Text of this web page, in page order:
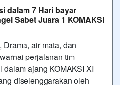
dalam 7 Hari bayar
Sabet Juara 1 KOMAKSI
air mata, dan
perjalanan tim
ajang KOMAKSI XI
diselenggarakan oleh